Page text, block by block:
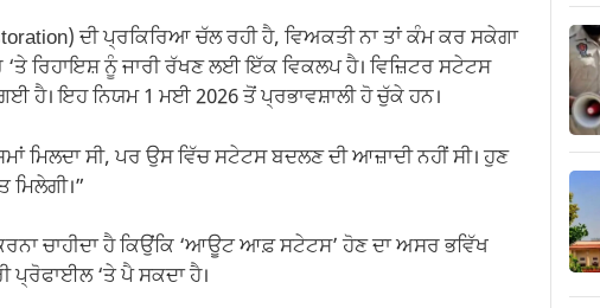
ਦੀ ਪ੍ਰਕਿਰਿਆ ਚੱਲ ਰਹੀ ਹੈ, ਵਿਅਕਤੀ ਨਾ ਤਾਂ ਕੰਮ ਕਰ ਸਕੇਗਾ
ਰਿਹਾਇਸ਼ ਨੂੰ ਜਾਰੀ ਰੱਖਣ ਲਈ ਇੱਕ ਵਿਕਲਪ ਹੈ। ਵਿਜ਼ਿਟਰ ਸਟੇਟਸ
ਹੈ। ਇਹ ਨਿਯਮ 1 ਮਈ 2026 ਤੋਂ ਪ੍ਰਭਾਵਸ਼ਾਲੀ ਹੋ ਚੁੱਕੇ ਹਨ।
ਮਿਲਦਾ ਸੀ, ਪਰ ਉਸ ਵਿੱਚ ਸਟੇਟਸ ਬਦਲਣ ਦੀ ਆਜ਼ਾਦੀ ਨਹੀਂ ਸੀ। ਹੁਣ
ਮਿਲੇਗੀ।”
ਚਾਹੀਦਾ ਹੈ ਕਿਉਂਕਿ ‘ਆਊਟ ਆਫ਼ ਸਟੇਟਸ’ ਹੋਣ ਦਾ ਅਸਰ ਭਵਿੱਖ
ਪ੍ਰੋਫਾਈਲ ‘ਤੇ ਪੈ ਸਕਦਾ ਹੈ।